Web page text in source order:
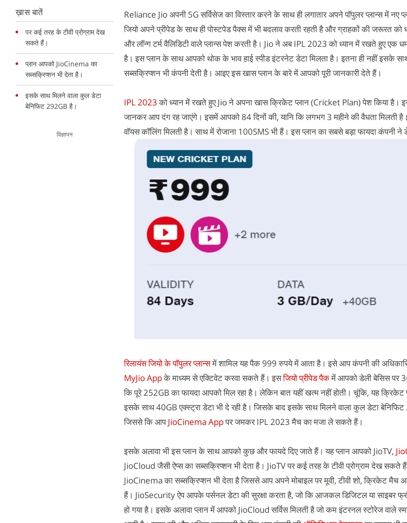
ख़ास बातें
पर कई तरह के टीवी प्रोग्राम देख
सकते हैं।
प्लान आपको JioCinema का
सब्सक्रिप्शन भी देता है।
इसके साथ मिलने वाला कुल डेटा
बेनिफिट 292GB है।
विज्ञापन
Reliance Jio अपनी 5G सर्विसेज का विस्तार करने के साथ ही लगातार अपने पॉपुलर प्लान्स में नए
जियो अपने प्रीपेड के साथ ही पोस्टपेड पैक्स में भी बदलाव करती रहती है और ग्राहकों की जरूरत को
और लॉन्ग टर्म वैलिडिटी वाले प्लान्स पेश करती है। Jio ने अब IPL 2023 को ध्यान में रखते हुए एक
है। इस प्लान के साथ आपको थोक के भाव हाई स्पीड इंटरनेट डेटा मिलता है। इतना ही नहीं इसके
सब्सक्रिप्शन भी कंपनी देती है। आइए इस खास प्लान के बारे में आपको पूरी जानकारी देते हैं।
IPL 2023को ध्यान में रखते हुए Jio ने अपना खास क्रिकेट प्लान (Cricket Plan) पेश किया है।
जानकर आप दंग रह जाएंगे। इसमें आपको 84 दिनों की, यानि कि लगभग 3 महीने की वैधता मिलती
वॉयस कॉलिंग मिलती है। साथ में रोजाना 100SMS भी हैं। इस प्लान का सबसे बड़ा फायदा कंपनी ने
रिलायंस जियो के पॉपुलर प्लान्समें शामिल यह पैक 999 रुपये में आता है। इसे आप कंपनी की
MyJio Appके माध्यम से एक्टिवेट करवा सकते हैं। इसजियो प्रीपेड पैकमें आपको डेली बेसिस पर
कि पूरे 252GB का फायदा आपको मिल रहा है। लेकिन बात यहीं खत्म नहीं होती। चूंकि, यह क्रिकेट
इसके साथ 40GB एक्स्ट्रा डेटा भी दे रही है। जिसके बाद इसके साथ मिलने वाला कुल डेटा बेनिफिट
जिससे कि आपJioCinema Appपर जमकर IPL 2023 मैच का मजा ले सकते हैं।
इसके अलावा भी इस प्लान के साथ आपको कुछ और फायदे दिए जाते हैं। यह प्लान आपको JioTV,
JioCloud जैसी ऐप्स का सब्सक्रिप्शन भी देता है। JioTV पर कई तरह के टीवी प्रोग्राम देख सकते
JioCinema का सब्सक्रिप्शन भी देता है जिससे आप अपने मोबाइल पर मूवी, टीवी शो, क्रिकेट मैच
हैं। JioSecurity ऐप आपके पर्सनल डेटा की सुरक्षा करता है, जो कि आजकल डिजिटल या साइबर
हो गया है। इसके अलावा प्लान में आपको JioCloud सर्विस मिलती है जो कम इंटरनल स्टोरेज वाले